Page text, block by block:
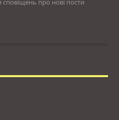
про нові пости